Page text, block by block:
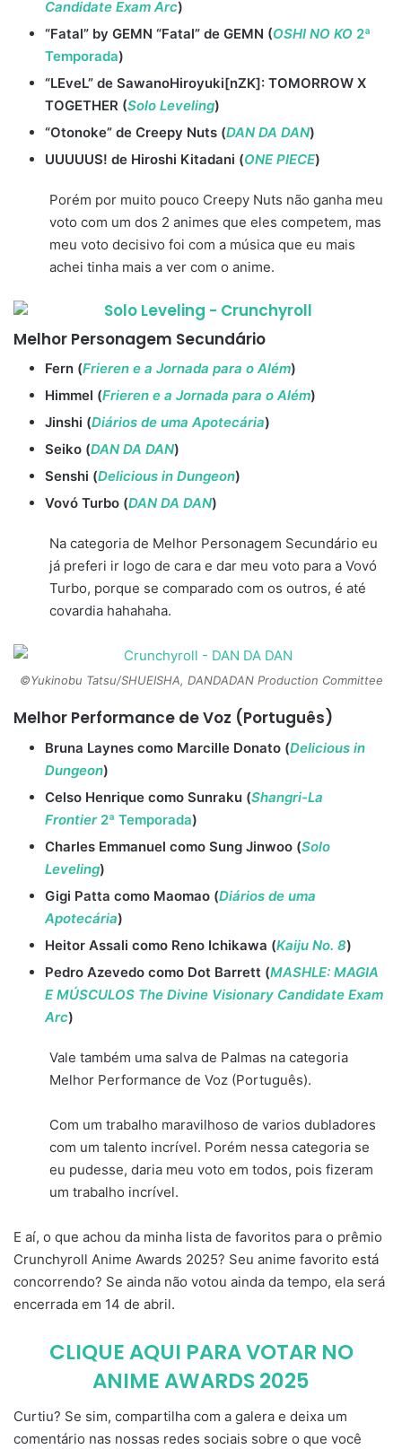
Candidate Exam Arc)
“Fatal” by GEMN “Fatal” de GEMN (OSHI NO KO 2ª
Temporada)
“LEveL” de SawanoHiroyuki[nZK]: TOMORROW X
TOGETHER (Solo Leveling)
“Otonoke” de Creepy Nuts (DAN DA DAN)
UUUUUS! de Hiroshi Kitadani (ONE PIECE)
Porém por muito pouco Creepy Nuts não ganha meu
voto com um dos 2 animes que eles competem, mas
meu voto decisivo foi com a música que eu mais
achei tinha mais a ver com o anime.
Melhor Personagem Secundário
Fern (Frieren e a Jornada para o Além)
Himmel (Frieren e a Jornada para o Além)
Jinshi (Diários de uma Apotecária)
Seiko (DAN DA DAN)
Senshi (Delicious in Dungeon)
Vovó Turbo (DAN DA DAN)
Na categoria de Melhor Personagem Secundário eu
já preferi ir logo de cara e dar meu voto para a Vovó
Turbo, porque se comparado com os outros, é até
covardia hahahaha.
©Yukinobu Tatsu/SHUEISHA, DANDADAN Production Committee
Melhor Performance de Voz (Português)
Bruna Laynes como Marcille Donato (Delicious in
Dungeon)
Celso Henrique como Sunraku (Shangri-La
Frontier2ª Temporada)
Charles Emmanuel como Sung Jinwoo (Solo
Leveling)
Gigi Patta como Maomao (Diários de uma
Apotecária)
Heitor Assali como Reno Ichikawa (Kaiju No. 8)
Pedro Azevedo como Dot Barrett (MASHLE: MAGIA
E MÚSCULOS The Divine Visionary Candidate Exam
Arc)
Vale também uma salva de Palmas na categoria
Melhor Performance de Voz (Português).
Com um trabalho maravilhoso de varios dubladores
com um talento incrível. Porém nessa categoria se
eu pudesse, daria meu voto em todos, pois fizeram
um trabalho incrível.
E aí, o que achou da minha lista de favoritos para o prêmio
Crunchyroll Anime Awards 2025? Seu anime favorito está
concorrendo? Se ainda não votou ainda da tempo, ela será
encerrada em 14 de abril.
CLIQUE AQUI PARA VOTAR NO
ANIME AWARDS 2025
Curtiu? Se sim, compartilha com a galera e deixa um
comentário nas nossas redes sociais sobre o que você